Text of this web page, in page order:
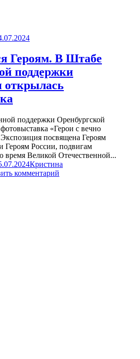
Героям. В Штабе
поддержки
открылась
поддержки Оренбургской
«Герои с вечно
посвящена Героям
Героям России, подвигам
время Великой Отечественной...
Кристина
комментарий